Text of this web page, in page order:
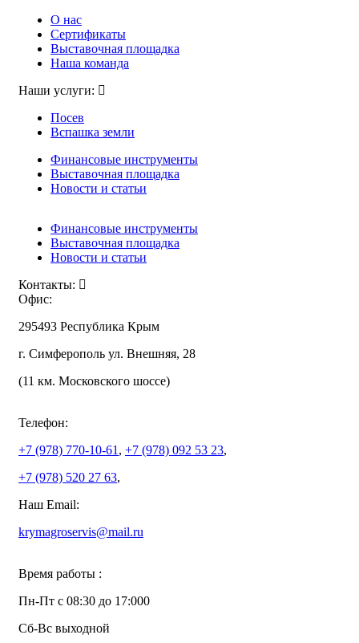
О нас
Сертификаты
Выставочная площадка
Наша команда
Наши услуги:
Посев
Вспашка земли
Финансовые инструменты
Выставочная площадка
Новости и статьи
Финансовые инструменты
Выставочная площадка
Новости и статьи
Контакты:
Офис:
295493 Республика Крым
г. Симферополь ул. Внешняя, 28
(11 км. Московского шоссе)
Телефон:
+7 (978) 770-10-61 , +7 (978) 092 53 23,
+7 (978) 520 27 63,
Наш Email:
krymagroservis@mail.ru
Время работы :
Пн-Пт с 08:30 до 17:000
Сб-Вс выходной